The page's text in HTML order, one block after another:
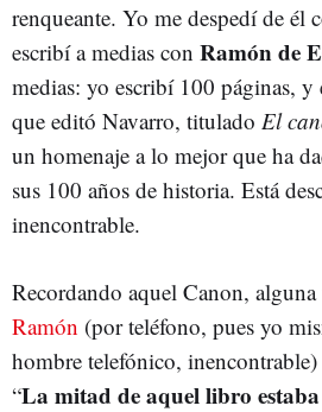
renqueante. Yo me despedí de él
escribí a medias con Ramón de
medias: yo escribí 100 páginas, y
que editó Navarro, titulado El
un homenaje a lo mejor que ha
sus 100 años de historia. Está
inencontrable.
Recordando aquel Canon, alguna
Ramón (por teléfono, pues yo
hombre telefónico,
“La mitad de aquel libro